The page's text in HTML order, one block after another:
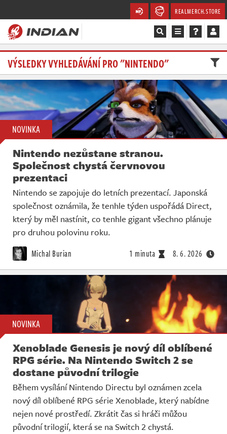
REALMERCH.STORE
Magazín
Recenze
Videa
Soutěže
Databáze
Komunita
Redakce
Živě
VÝSLEDKY VYHLEDÁVÁNÍ PRO "NINTENDO"
NOVINKA
Nintendo nezůstane stranou.
Společnost chystá červnovou
prezentaci
Nintendo se zapojuje do letních prezentací. Japonská
společnost oznámila, že tenhle týden uspořádá Direct,
který by měl nastínit, co tenhle gigant všechno plánuje
pro druhou polovinu roku.
Michal Burian 1 minuta 8. 6. 2026
NOVINKA
Xenoblade Genesis je nový díl oblíbené
RPG série. Na Nintendo Switch 2 se
dostane původní trilogie
Během vysílání Nintendo Directu byl oznámen zcela
nový díl oblíbené RPG série Xenoblade, který nabídne
nejen nové prostředí. Zkrátit čas si hráči můžou
původní trilogií, která se na Switch 2 chystá.